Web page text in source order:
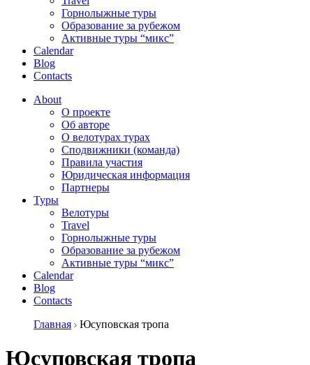
Горнолыжные туры
Образование за рубежом
Активные туры “микс”
Calendar
Blog
Contacts
About
О проекте
Об авторе
О велотурах турах
Сподвижники (команда)
Правила участия
Юридическая информация
Партнеры
Туры
Велотуры
Travel
Горнолыжные туры
Образование за рубежом
Активные туры “микс”
Calendar
Blog
Contacts
Главная
Юсуповская тропа
Юсуповская тропа